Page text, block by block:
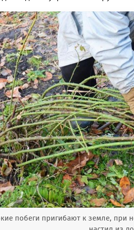
побеги пригибают к земле, при